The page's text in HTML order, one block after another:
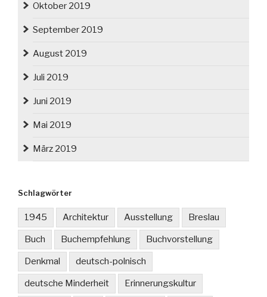
Oktober 2019
September 2019
August 2019
Juli 2019
Juni 2019
Mai 2019
März 2019
Schlagwörter
1945 Architektur Ausstellung Breslau
Buch Buchempfehlung Buchvorstellung
Denkmal deutsch-polnisch
deutsche Minderheit Erinnerungskultur